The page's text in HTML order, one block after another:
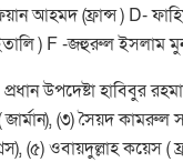
আহমদ (ফ্রান্স ) D-
) F -জহুরুল ইসলাম
উপদেষ্টা হাবিবুর
(৩) সৈয়দ কামরুল
(৫) ওবায়দুল্লাহ কয়েস (